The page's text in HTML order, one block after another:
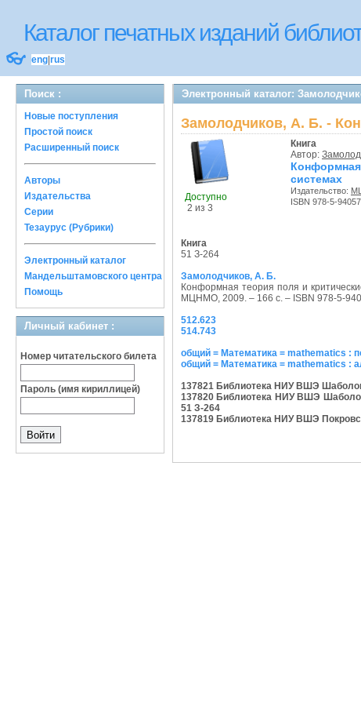
Каталог печатных изданий
👓 eng rus
Поиск :
Новые поступления
Простой поиск
Расширенный поиск
Авторы
Издательства
Серии
Тезаурус (Рубрики)
Электронный каталог
Мандельштамовского центра
Помощь
Личный кабинет :
Номер читательского билета
Пароль (имя кириллицей)
Электронный каталог:
Замолодчиков, А. Б. -
Доступно
2 из 3
Книга
Автор:
системах
Издательство:
ISBN 978-5-
Книга
51 З-264
Замолодчиков, А. Б.
Конформная теория поля и
МЦНМО, 2009. – 166 с. – ISBN 978-5-
512.623
514.743
общий = Математика = mathematics :
общий = Математика = mathematics :
137821 Библиотека НИУ ВШЭ
137820 Библиотека НИУ ВШЭ
51 З-264
137819 Библиотека НИУ ВШЭ